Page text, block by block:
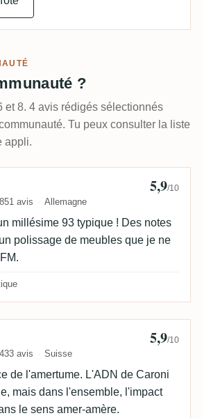
?
et 8. 4 avis rédigés sélectionnés
Tu peux consulter la liste
appli.
avis Allemagne
5,9/10
millésime 93 typique ! Des notes
polissage de meubles que je ne
avis Suisse
5,9/10
de l'amertume. L'ADN de Caroni
mais dans l'ensemble, l'impact
le sens amer-amère.